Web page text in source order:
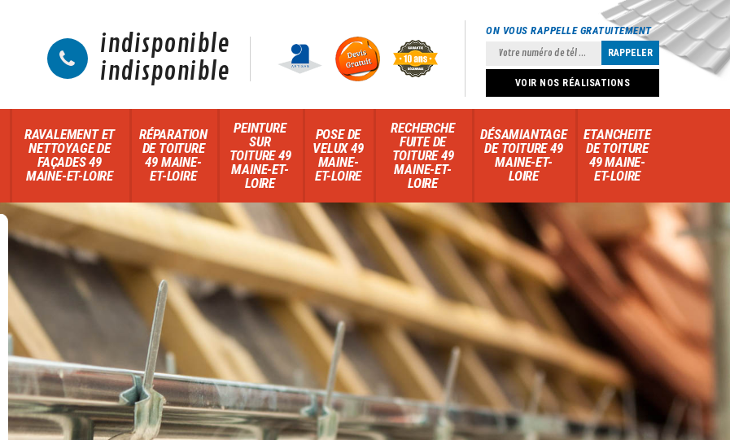
indisponible
indisponible
ON VOUS RAPPELLE GRATUITEMENT
VOIR NOS RÉALISATIONS
RAVALEMENT ET
NETTOYAGE DE
FAÇADES 49
MAINE-ET-LOIRE
RÉPARATION
DE TOITURE
49 MAINE-
ET-LOIRE
PEINTURE
SUR
TOITURE 49
MAINE-ET-
LOIRE
POSE DE
VELUX 49
MAINE-
ET-LOIRE
RECHERCHE
FUITE DE
TOITURE 49
MAINE-ET-
LOIRE
DÉSAMIANTAGE
DE TOITURE 49
MAINE-ET-
LOIRE
ETANCHEITE
DE TOITURE
49 MAINE-
ET-LOIRE